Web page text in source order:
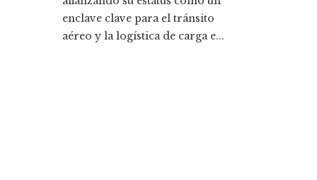
enclave clave para el tránsito
aéreo y la logística de carga e...